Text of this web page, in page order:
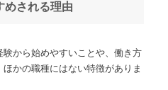
めされる理由
から始めやすいことや、働き方
かの職種にはない特徴がありま